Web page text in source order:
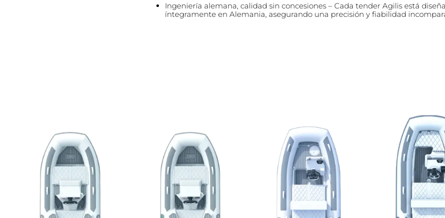
Ingeniería alemana, calidad sin concesiones – Cada tender Agilis está
íntegramente en Alemania, asegurando una precisión y fiabilidad